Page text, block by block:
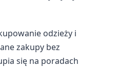
odzieży i
zakupy bez
się na poradach